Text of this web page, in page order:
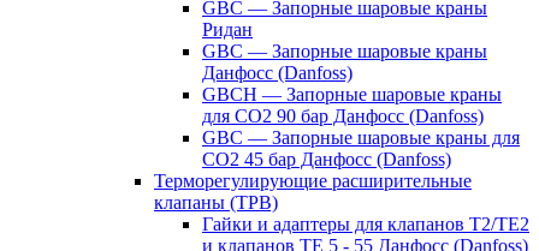
GBC — Запорные шаровые краны
Ридан
GBC — Запорные шаровые краны
Данфосс (Danfoss)
GBCH — Запорные шаровые краны
для CO2 90 бар Данфосс (Danfoss)
GBC — Запорные шаровые краны для
CO2 45 бар Данфосс (Danfoss)
Терморегулирующие расширительные
клапаны (ТРВ)
Гайки и адаптеры для клапанов T2/TE2
и клапанов TE 5 - 55 Данфосс (Danfoss)